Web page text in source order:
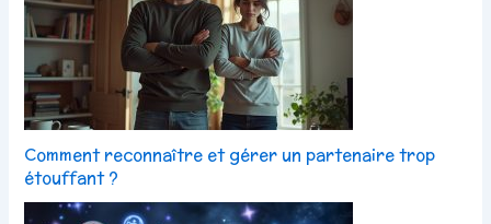
Comment reconnaître et gérer un partenaire trop
étouffant ?